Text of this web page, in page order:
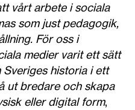
vårt arbete i sociala
som just pedagogik,
För oss i
medier varit ett sätt
historia i ett
ut bredare och skapa
eller digital form,